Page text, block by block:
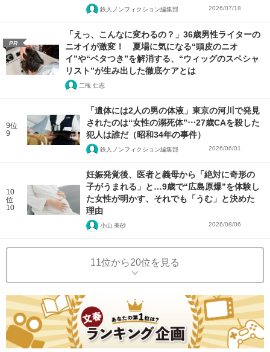
鉄人ノンフィクション編集部 2026/07/18
PR
「えっ、こんなに変わるの？」36歳男性ライターの
ニオイが激変！ 夏場に気になる“頭皮のニオ
イ”や“ベタつき”を解消する、“ウィッグのスペシャ
リスト”が生み出した徹底ケアとは
二瓶 仁志
9位
9
「遺体には2人の男の体液」東京の河川で発見
されたのは“女性の溺死体”⋯27歳CAを殺した
犯人は誰だ（昭和34年の事件）
鉄人ノンフィクション編集部 2026/06/01
10
位
10
妊娠発覚後、医者と義母から「絶対に奇形の
子がうまれる」と…9歳で“広島原爆”を体験し
た女性が明かす、それでも「うむ」と決めた
理由
小山 美砂 2026/08/06
11位から20位を見る